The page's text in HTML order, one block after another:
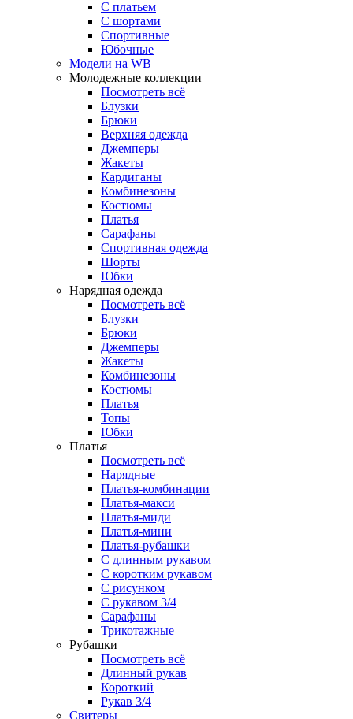
С платьем
С шортами
Спортивные
Юбочные
Модели на WB
Молодежные коллекции
Посмотреть всё
Блузки
Брюки
Верхняя одежда
Джемперы
Жакеты
Кардиганы
Комбинезоны
Костюмы
Платья
Сарафаны
Спортивная одежда
Шорты
Юбки
Нарядная одежда
Посмотреть всё
Блузки
Брюки
Джемперы
Жакеты
Комбинезоны
Костюмы
Платья
Топы
Юбки
Платья
Посмотреть всё
Нарядные
Платья-комбинации
Платья-макси
Платья-миди
Платья-мини
Платья-рубашки
С длинным рукавом
С коротким рукавом
С рисунком
С рукавом 3/4
Сарафаны
Трикотажные
Рубашки
Посмотреть всё
Длинный рукав
Короткий
Рукав 3/4
Свитеры